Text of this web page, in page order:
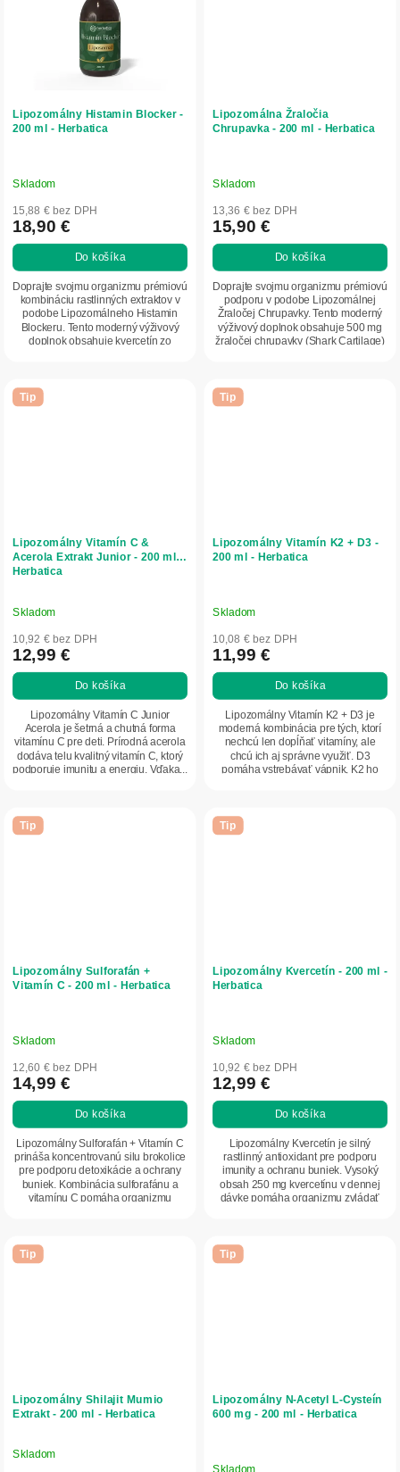
Lipozomálny Histamin Blocker -
200 ml - Herbatica
Skladom
15,88 € bez DPH
18,90 €
Do košíka
Doprajte svojmu organizmu prémiovú
kombináciu rastlinných extraktov v
podobe Lipozomálneho Histamin
Blockeru. Tento moderný výživový
doplnok obsahuje kvercetín zo
Lipozomálna Žraločia
Chrupavka - 200 ml - Herbatica
Skladom
13,36 € bez DPH
15,90 €
Do košíka
Doprajte svojmu organizmu prémiovú
podporu v podobe Lipozomálnej
Žraločej Chrupavky. Tento moderný
výživový doplnok obsahuje 500 mg
žraločej chrupavky (Shark Cartilage)
Tip
Lipozomálny Vitamín C &
Acerola Extrakt Junior - 200 ml -
Herbatica
Skladom
10,92 € bez DPH
12,99 €
Do košíka
Lipozomálny Vitamín C Junior
Acerola je šetrná a chutná forma
vitamínu C pre deti. Prírodná acerola
dodáva telu kvalitný vitamín C, ktorý
podporuje imunitu a energiu. Vďaka...
Tip
Lipozomálny Vitamín K2 + D3 -
200 ml - Herbatica
Skladom
10,08 € bez DPH
11,99 €
Do košíka
Lipozomálny Vitamín K2 + D3 je
moderná kombinácia pre tých, ktorí
nechcú len dopĺňať vitamíny, ale
chcú ich aj správne využiť. D3
pomáha vstrebávať vápnik, K2 ho
Tip
Lipozomálny Sulforafán +
Vitamín C - 200 ml - Herbatica
Skladom
12,60 € bez DPH
14,99 €
Do košíka
Lipozomálny Sulforafán + Vitamín C
prináša koncentrovanú silu brokolice
pre podporu detoxikácie a ochrany
buniek. Kombinácia sulforafánu a
vitamínu C pomáha organizmu
Tip
Lipozomálny Kvercetín - 200 ml -
Herbatica
Skladom
10,92 € bez DPH
12,99 €
Do košíka
Lipozomálny Kvercetín je silný
rastlinný antioxidant pre podporu
imunity a ochranu buniek. Vysoký
obsah 250 mg kvercetínu v dennej
dávke pomáha organizmu zvládať
Tip
Lipozomálny Shilajit Mumio
Extrakt - 200 ml - Herbatica
Priemerné
Skladom
Tip
Lipozomálny N‑Acetyl L‑Cysteín
600 mg - 200 ml - Herbatica
Skladom